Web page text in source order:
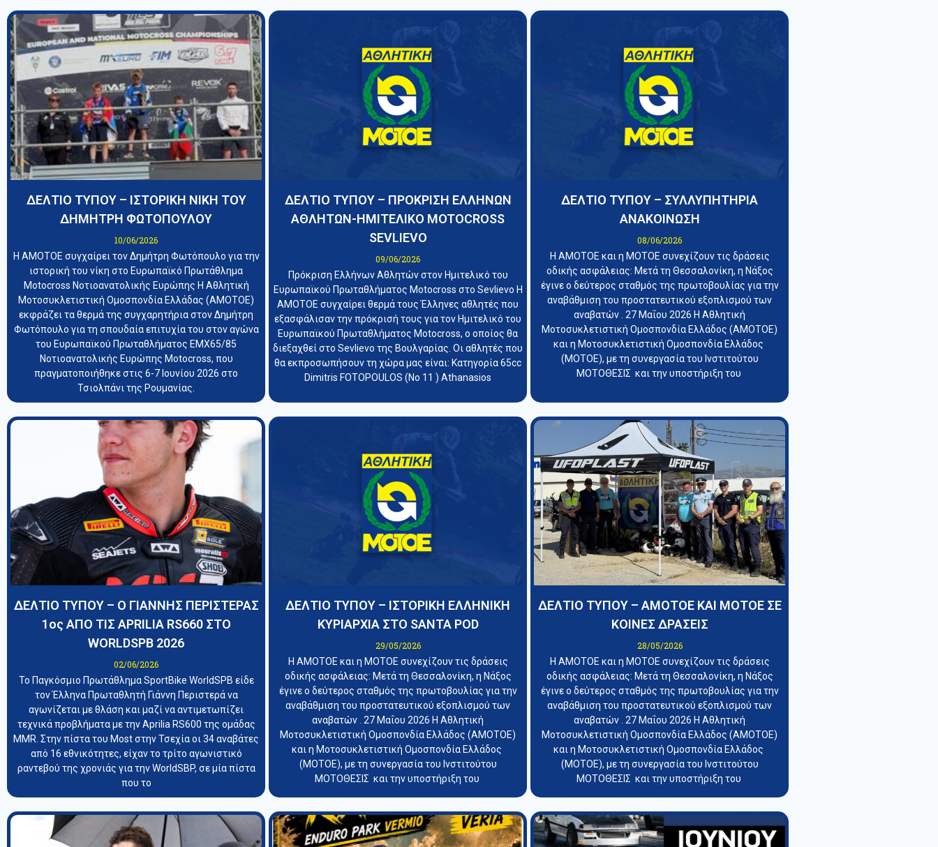
ΔΕΛΤΙΟ ΤΥΠΟΥ – ΙΣΤΟΡΙΚΗ ΝΙΚΗ ΤΟΥ
ΔΗΜΗΤΡΗ ΦΩΤΟΠΟΥΛΟΥ
10/06/2026
Η ΑΜΟΤΟΕ συγχαίρει τον Δημήτρη Φωτόπουλο για την
ιστορική του νίκη στο Ευρωπαϊκό Πρωτάθλημα
Motocross Νοτιοανατολικής Ευρώπης Η Αθλητική
Μοτοσυκλετιστική Ομοσπονδία Ελλάδας (ΑΜΟΤΟΕ)
εκφράζει τα θερμά της συγχαρητήρια στον Δημήτρη
Φωτόπουλο για τη σπουδαία επιτυχία του στον αγώνα
του Ευρωπαϊκού Πρωταθλήματος EMX65/85
Νοτιοανατολικής Ευρώπης Motocross, που
πραγματοποιήθηκε στις 6-7 Ιουνίου 2026 στο
Τσιολπάνι της Ρουμανίας.
ΔΕΛΤΙΟ ΤΥΠΟΥ – ΠΡΟΚΡΙΣΗ ΕΛΛΗΝΩΝ
ΑΘΛΗΤΩΝ-ΗΜΙΤΕΛΙΚΟ MOTOCROSS
SEVLIEVO
09/06/2026
Πρόκριση Ελλήνων Αθλητών στον Ημιτελικό του
Ευρωπαϊκού Πρωταθλήματος Motocross στο Sevlievo Η
ΑΜΟΤΟΕ συγχαίρει θερμά τους Έλληνες αθλητές που
εξασφάλισαν την πρόκρισή τους για τον Ημιτελικό του
Ευρωπαϊκού Πρωταθλήματος Motocross, ο οποίος θα
διεξαχθεί στο Sevlievo της Βουλγαρίας. Οι αθλητές που
θα εκπροσωπήσουν τη χώρα μας είναι: Κατηγορία 65cc
Dimitris FOTOPOULOS (Νο 11 ) Athanasios
ΔΕΛΤΙΟ ΤΥΠΟΥ – ΣΥΛΛΥΠΗΤΗΡΙΑ
ΑΝΑΚΟΙΝΩΣΗ
08/06/2026
Η ΑΜΟΤΟΕ και η ΜΟΤΟΕ συνεχίζουν τις δράσεις
οδικής ασφάλειας: Μετά τη Θεσσαλονίκη, η Νάξος
έγινε ο δεύτερος σταθμός της πρωτοβουλίας για την
αναβάθμιση του προστατευτικού εξοπλισμού των
αναβατών . 27 Μαΐου 2026 Η Αθλητική
Μοτοσυκλετιστική Ομοσπονδία Ελλάδος (ΑΜΟΤΟΕ)
και η Μοτοσυκλετιστική Ομοσπονδία Ελλάδος
(ΜΟΤΟΕ), με τη συνεργασία του Ινστιτούτου
ΜΟΤΟΘΕΣΙΣ και την υποστήριξη του
ΔΕΛΤΙΟ ΤΥΠΟΥ – Ο ΓΙΑΝΝΗΣ ΠΕΡΙΣΤΕΡΑΣ
1oς ΑΠΟ ΤΙΣ APRILIA RS660 ΣΤΟ
WORLDSPB 2026
02/06/2026
Το Παγκόσμιο Πρωτάθλημα SportBike WorldSPB είδε
τον Έλληνα Πρωταθλητή Γιάννη Περιστερά να
αγωνίζεται με θλάση και μαζί να αντιμετωπίζει
τεχνικά προβλήματα με την Aprilia RS600 της ομάδας
MMR. Στην πίστα του Most στην Τσεχία οι 34 αναβάτες
από 16 εθνικότητες, είχαν το τρίτο αγωνιστικό
ραντεβού της χρονιάς για την WorldSBP, σε μία πίστα
που το
ΔΕΛΤΙΟ ΤΥΠΟΥ – ΙΣΤΟΡΙΚΗ ΕΛΛΗΝΙΚΗ
ΚΥΡΙΑΡΧΙΑ ΣΤΟ SANTA POD
29/05/2026
Η ΑΜΟΤΟΕ και η ΜΟΤΟΕ συνεχίζουν τις δράσεις
οδικής ασφάλειας: Μετά τη Θεσσαλονίκη, η Νάξος
έγινε ο δεύτερος σταθμός της πρωτοβουλίας για την
αναβάθμιση του προστατευτικού εξοπλισμού των
αναβατών . 27 Μαΐου 2026 Η Αθλητική
Μοτοσυκλετιστική Ομοσπονδία Ελλάδος (ΑΜΟΤΟΕ)
και η Μοτοσυκλετιστική Ομοσπονδία Ελλάδος
(ΜΟΤΟΕ), με τη συνεργασία του Ινστιτούτου
ΜΟΤΟΘΕΣΙΣ και την υποστήριξη του
ΔΕΛΤΙΟ ΤΥΠΟΥ – ΑΜΟΤΟΕ ΚΑΙ ΜΟΤΟΕ ΣΕ
ΚΟΙΝΕΣ ΔΡΑΣΕΙΣ
28/05/2026
Η ΑΜΟΤΟΕ και η ΜΟΤΟΕ συνεχίζουν τις δράσεις
οδικής ασφάλειας: Μετά τη Θεσσαλονίκη, η Νάξος
έγινε ο δεύτερος σταθμός της πρωτοβουλίας για την
αναβάθμιση του προστατευτικού εξοπλισμού των
αναβατών . 27 Μαΐου 2026 Η Αθλητική
Μοτοσυκλετιστική Ομοσπονδία Ελλάδος (ΑΜΟΤΟΕ)
και η Μοτοσυκλετιστική Ομοσπονδία Ελλάδος
(ΜΟΤΟΕ), με τη συνεργασία του Ινστιτούτου
ΜΟΤΟΘΕΣΙΣ και την υποστήριξη του